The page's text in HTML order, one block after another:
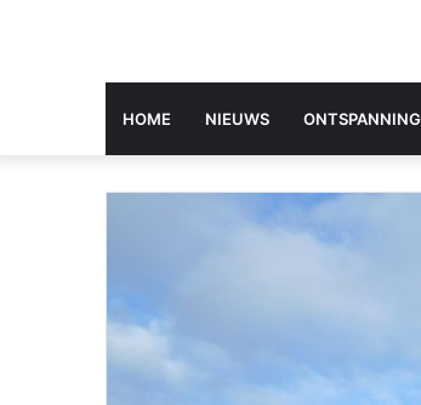
HOME NIEUWS ONTSPANNING